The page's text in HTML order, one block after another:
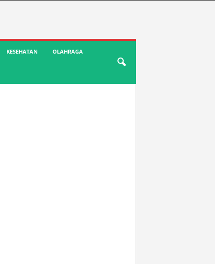
KESEHATAN OLAHRAGA